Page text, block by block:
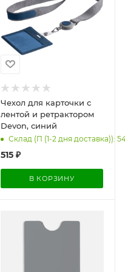
Чехол для карточки с
лентой и ретрактором
Devon, синий
Склад (П (1-2 дня доставка)):
515₽
В КОРЗИНУ